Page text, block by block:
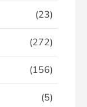
(23)
(272)
(156)
(5)